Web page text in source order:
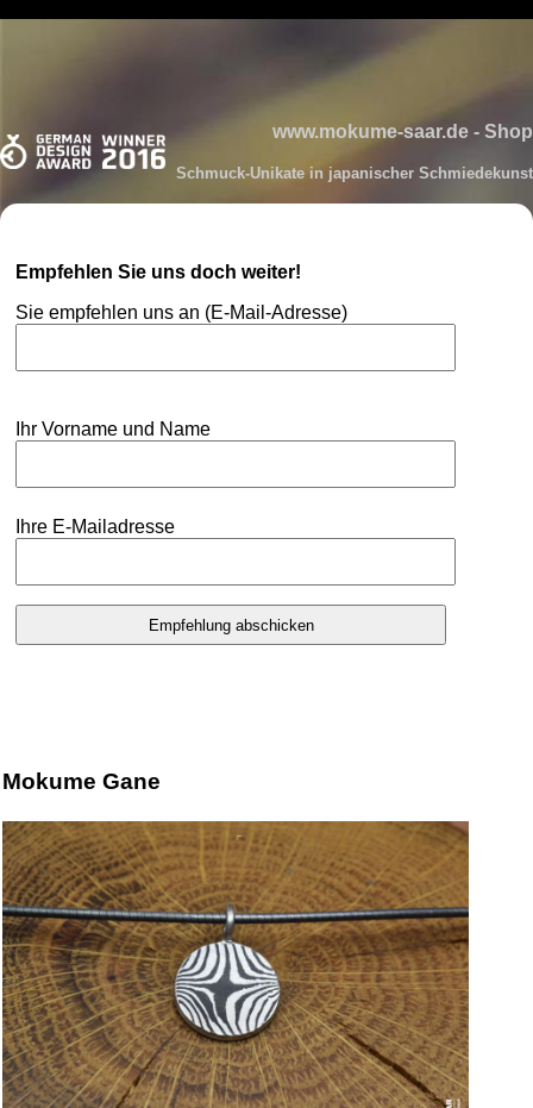
www.mokume-saar.de - Shop
Schmuck-Unikate in japanischer Schmiedekunst
Empfehlen Sie uns doch weiter!
Sie empfehlen uns an (E-Mail-Adresse)
Ihr Vorname und Name
Ihre E-Mailadresse
Mokume Gane